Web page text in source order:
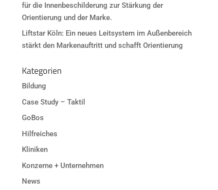
für die Innenbeschilderung zur Stärkung der
Orientierung und der Marke.
Liftstar Köln: Ein neues Leitsystem im Außenbereich
stärkt den Markenauftritt und schafft Orientierung
Kategorien
Bildung
Case Study – Taktil
GoBos
Hilfreiches
Kliniken
Konzerne + Unternehmen
News